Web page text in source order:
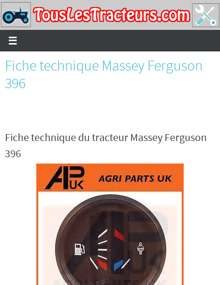
Passer
vers
le
contenu
Fiche technique Massey Ferguson
396
Fiche technique du tracteur Massey Ferguson
396